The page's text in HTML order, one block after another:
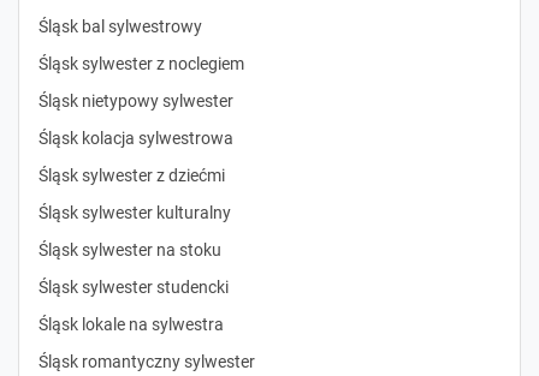
Śląsk bal sylwestrowy
Śląsk sylwester z noclegiem
Śląsk nietypowy sylwester
Śląsk kolacja sylwestrowa
Śląsk sylwester z dziećmi
Śląsk sylwester kulturalny
Śląsk sylwester na stoku
Śląsk sylwester studencki
Śląsk lokale na sylwestra
Śląsk romantyczny sylwester